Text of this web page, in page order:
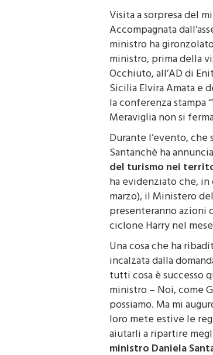
Visita a sorpresa del
Accompagnata
ministro ha
ministro, prima della
Occhiuto, all’AD di
Sicilia Elvira Amata e
la conferenza stampa
Meraviglia non si
Durante l’evento,
Santanchè ha
del turismo nei
ha evidenziato che,
marzo), il Ministero
presenteranno azioni
ciclone Harry nel
Una cosa che ha
incalzata dalla
tutti cosa è successo
ministro – Noi, come
possiamo. Ma mi
loro mete estive le
aiutarli a ripartire
ministro Daniela